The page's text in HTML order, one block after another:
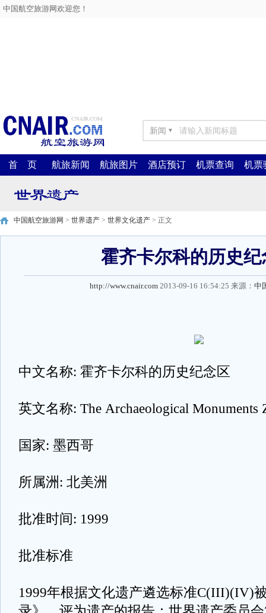
中国航空旅游网欢迎您！
新闻 ▼
首 页 航旅新闻 航旅图片 酒店预订 机票查询 机票
中国航空旅游网 > 世界遗产 > 世界文化遗产 > 正文
霍齐卡尔科的历史纪
http://www.cnair.com 2013-09-16 16:54:25 来源： 中
中文名称: 霍齐卡尔科的历史纪念区
英文名称: The Archaeological
国家: 墨西哥
所属洲: 北美洲
批准时间: 1999
批准标准
1999年根据文化遗产遴选标准C(III)(IV)